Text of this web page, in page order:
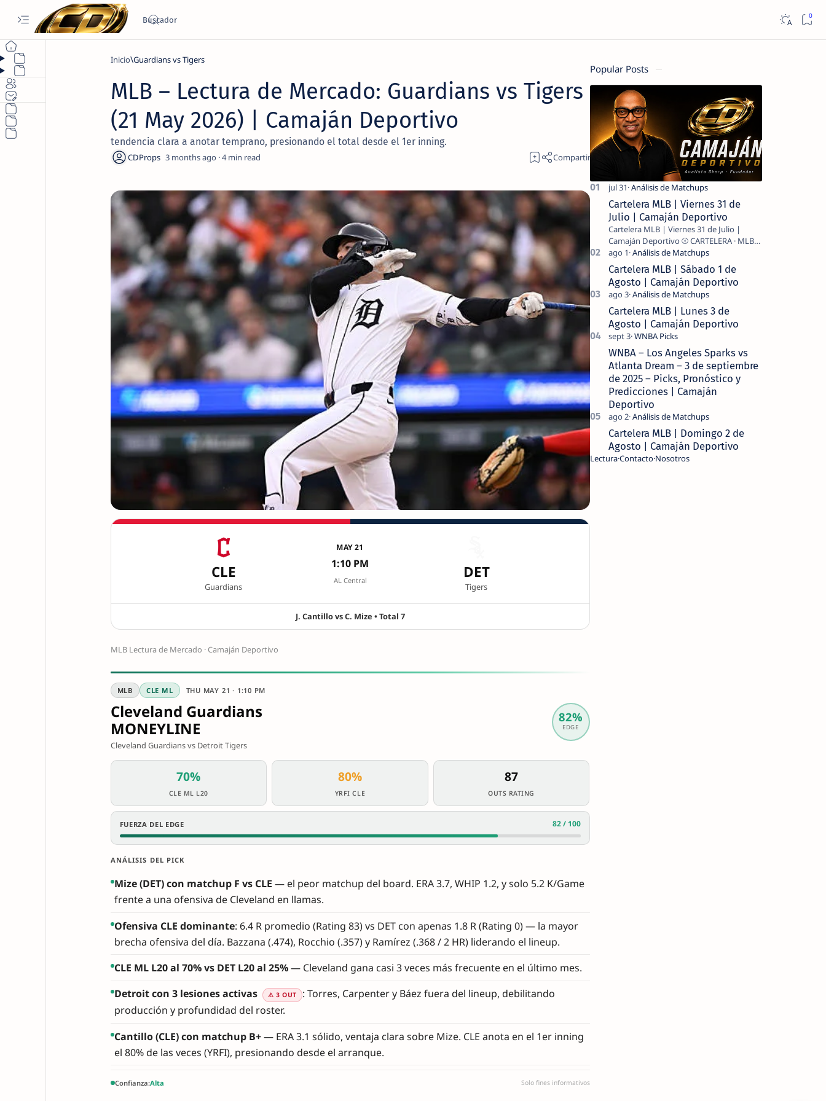
Inicio Guardians vs Tigers
MLB – Lectura de Mercado: Guardians vs Tigers
(21 May 2026) | Camaján Deportivo
tendencia clara a anotar temprano, presionando el total desde el 1er inning.
3 months ago 4
CLE
Guardians
MAY 21
1:10 PM
AL Central DET
Tigers
J. Cantillo vs C. Mize • Total 7
MLB Lectura de Mercado · Camaján Deportivo
MLB CLE ML THU MAY 21 · 1:10 PM
Cleveland Guardians
MONEYLINE
Cleveland Guardians vs Detroit Tigers
82%
EDGE
70%
CLE ML L20
80%
YRFI CLE
87
OUTS RATING
FUERZA DEL EDGE 82 / 100
ANÁLISIS DEL PICK
Mize (DET) con matchup F vs CLE — el peor matchup del board. ERA 3.7, WHIP 1.2, y solo 5.2 K/Game
frente a una ofensiva de Cleveland en llamas.
Ofensiva CLE dominante: 6.4 R promedio (Rating 83) vs DET con apenas 1.8 R (Rating 0) — la mayor
brecha ofensiva del día. Bazzana (.474), Rocchio (.357) y Ramírez (.368 / 2 HR) liderando el lineup.
CLE ML L20 al 70% vs DET L20 al 25%— Cleveland gana casi 3 veces más frecuente en el último mes.
Detroit con 3 lesiones activas
⚠ 3 OUT
: Torres, Carpenter y Báez fuera del lineup, debilitando
producción y profundidad del roster.
Cantillo (CLE) con matchup B+— ERA 3.1 sólido, ventaja clara sobre Mize. CLE anota en el 1er inning
el 80% de las veces (YRFI), presionando desde el arranque.
Confianza:Alta Solo fines informativos
Popular Posts
Cartelera MLB | Viernes 31 de
Julio | Camaján Deportivo
Cartelera MLB | Viernes 31 de Julio |
Camaján Deportivo ⚾ CARTELERA · MLB
2026 ⚾ MI LECTURA DEL DÍA …
Cartelera MLB | Sábado 1 de
Agosto | Camaján Deportivo
Cartelera MLB | Lunes 3 de
Agosto | Camaján Deportivo
WNBA – Los Angeles Sparks vs
Atlanta Dream – 3 de septiembre
de 2025 – Picks, Pronóstico y
Predicciones | Camaján
Deportivo
Cartelera MLB | Domingo 2 de
Agosto | Camaján Deportivo
LecturaContactoNosotros